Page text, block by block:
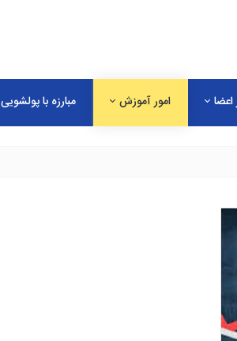
اعضا امور آموزش مبارزه با پولشویی